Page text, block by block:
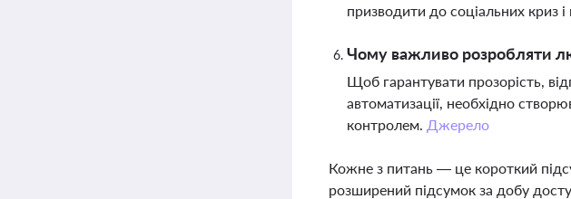
призводити до соціальних криз
Чому важливо розробляти
Щоб гарантувати прозорість,
автоматизації, необхідно
контролем. Джерело
Кожне з питань — це короткий
розширений підсумок за добу